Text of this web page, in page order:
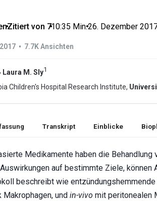
•Zitiert von 7•10:35 Min.•26. Dezember
• 7.7K Ansichten
, Laura M. Sly1
Children's Hospital Research Institute,
Transkript Einblicke
Medikamente haben die
auf bestimmte Ziele,
beschreibt wie
Makrophagen, und in-vivo mit peritonealen